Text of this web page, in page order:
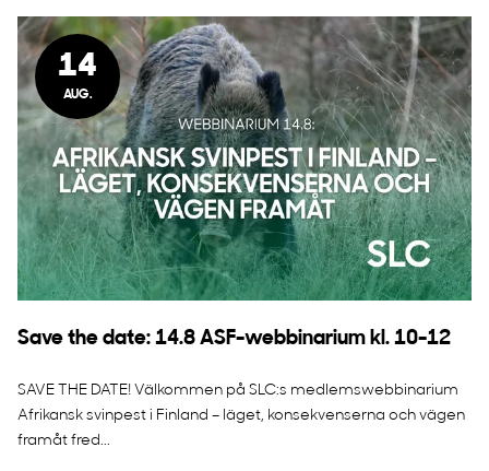
14
AUG.
Save the date: 14.8 ASF-webbinarium kl. 10-12
SAVE THE DATE! Välkommen på SLC:s medlemswebbinarium
Afrikansk svinpest i Finland – läget, konsekvenserna och vägen
framåt fred...